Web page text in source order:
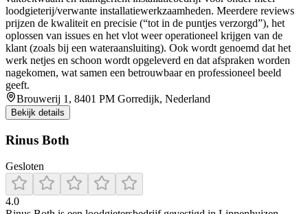
loodgieterij/verwante installatiewerkzaamheden. Meerdere reviews
prijzen de kwaliteit en precisie (“tot in de puntjes verzorgd”), het
oplossen van issues en het vlot weer operationeel krijgen van de
klant (zoals bij een wateraansluiting). Ook wordt genoemd dat het
werk netjes en schoon wordt opgeleverd en dat afspraken worden
nagekomen, wat samen een betrouwbaar en professioneel beeld
geeft.
Brouwerij 1, 8401 PM Gorredijk, Nederland
Bekijk details
Rinus Both
Gesloten
4.0